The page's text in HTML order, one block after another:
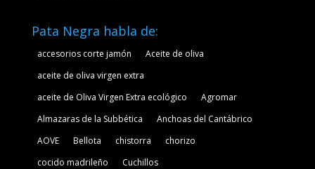
Pata Negra habla de:
accesorios corte jamón
Aceite de oliva
aceite de oliva virgen extra
aceite de Oliva Virgen Extra ecológico
Agromar
Almazaras de la Subbética
Anchoas del Cantábrico
AOVE
Bellota chistorra
chorizo
cocido madrileño
Cuchillos